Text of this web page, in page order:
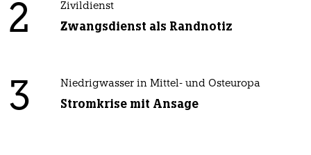
2 Zivildienst
Zwangsdienst als Randnotiz
3 Niedrigwasser in Mittel- und Osteuropa
Stromkrise mit Ansage